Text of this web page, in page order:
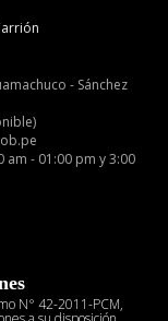
- Sánchez
- 01:00 pm y 3:00
N° 42-2011-PCM,